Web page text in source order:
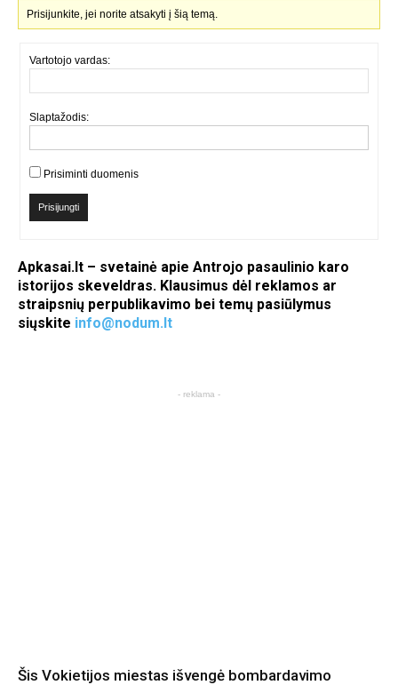
Prisijunkite, jei norite atsakyti į šią temą.
Vartotojo vardas:
Slaptažodis:
Prisiminti duomenis
Prisijungti
Apkasai.lt – svetainė apie Antrojo pasaulinio karo
istorijos skeveldras. Klausimus dėl reklamos ar
straipsnių perpublikavimo bei temų pasiūlymus
siųskite info@nodum.lt
- reklama -
Šis Vokietijos miestas išvengė bombardavimo